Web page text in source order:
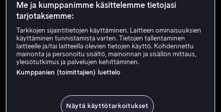
HD
Tilaa nyt
Santosin kanssa? Yksinkertaista! Hän suostuttelee koko
Me ja kumppanimme käsittelemme tietojasi
tarjotaksemme:
Tarkkojen sijaintitietojen käyttäminen. Laitteen ominaisuuksien
käyttäminen tunnistamista varten. Tietojen tallentaminen
laitteelle ja/tai laitteella olevien tietojen käyttö. Kohdennettu
mainonta ja personoitu sisältö, mainonnan ja sisällön mittaus,
yleisötutkimus ja palvelujen kehittäminen.
Kumppanien (toimittajien) luettelo
Näytä käyttötarkoitukset